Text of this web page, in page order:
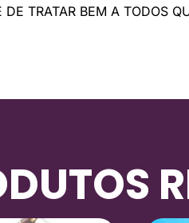
DE TRATAR BEM A TODOS